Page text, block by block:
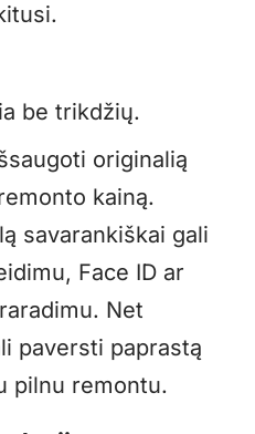
be trikdžių.
originalią
kainą.
savarankiškai gali
Face ID ar
Net
paversti paprastą
pilnu remontu.